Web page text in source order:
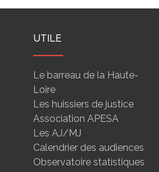
UTILE
Le barreau de la Haute-
Loire
Les huissiers de justice
Association APESA
Les AJ/MJ
Calendrier des audiences
Observatoire statistiques